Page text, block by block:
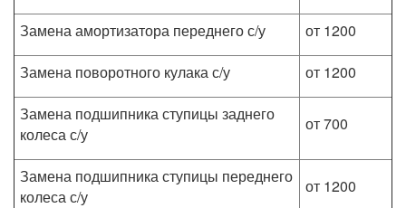
Замена амортизатора переднего с/у
от 1200
Замена поворотного кулака с/у
от 1200
Замена подшипника ступицы заднего
колеса с/у
от 700
Замена подшипника ступицы переднего
колеса с/у
от 1200